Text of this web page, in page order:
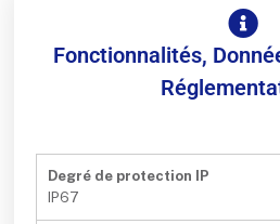
Fonctionnalités,
Degré de protection IP
IP67